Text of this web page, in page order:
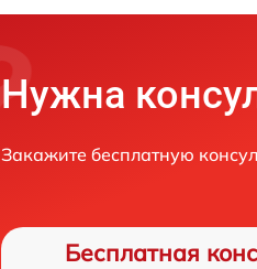
Нужна
Закажите бесплатную
Бесплатная